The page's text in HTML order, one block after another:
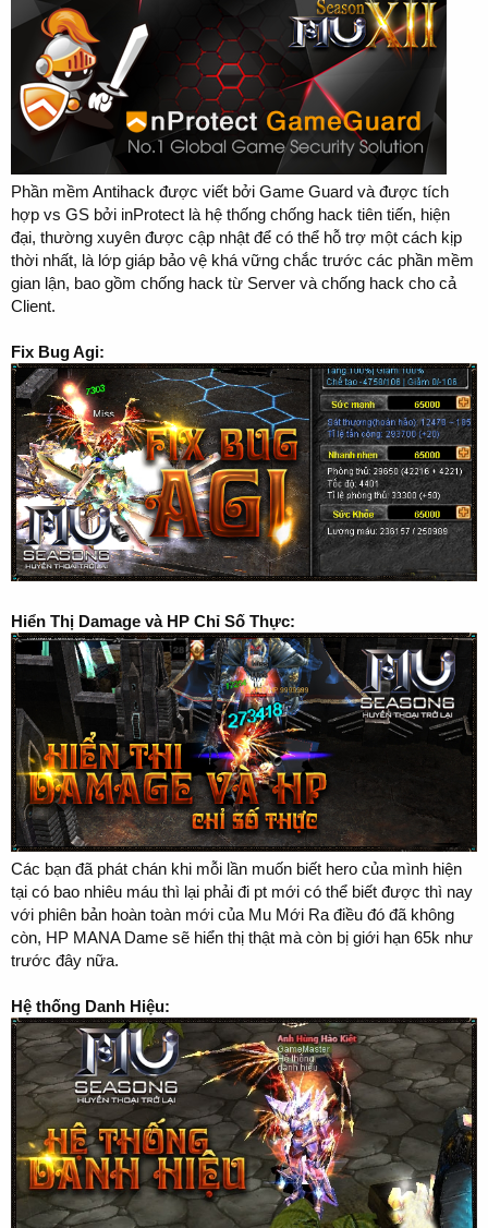
Phần mềm Antihack được viết bởi Game Guard và được tích
hợp vs GS bởi inProtect là hệ thống chống hack tiên tiến, hiện
đại, thường xuyên được cập nhật để có thể hỗ trợ một cách kịp
thời nhất, là lớp giáp bảo vệ khá vững chắc trước các phần mềm
gian lận, bao gồm chống hack từ Server và chống hack cho cả
Client.
Fix Bug Agi:
Hiển Thị Damage và HP Chỉ Số Thực:
Các bạn đã phát chán khi mỗi lần muốn biết hero của mình hiện
tại có bao nhiêu máu thì lại phải đi pt mới có thể biết được thì nay
với phiên bản hoàn toàn mới của Mu Mới Ra điều đó đã không
còn, HP MANA Dame sẽ hiển thị thật mà còn bị giới hạn 65k như
trước đây nữa.
Hệ thống Danh Hiệu: